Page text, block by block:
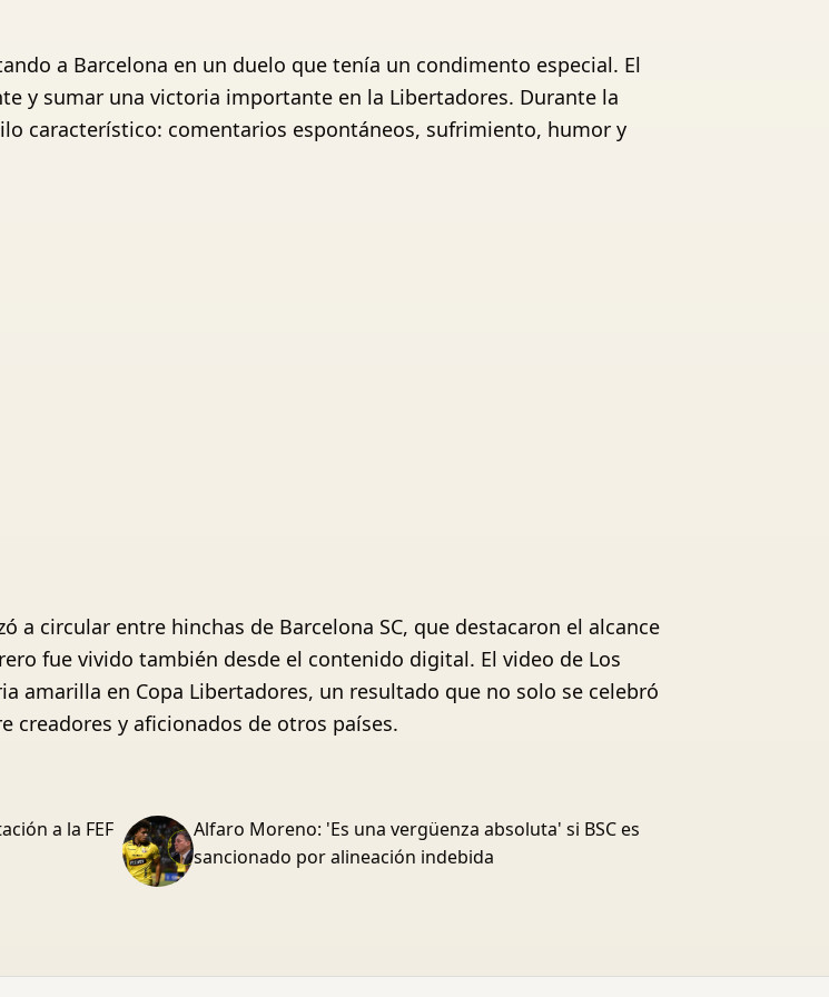
a Barcelona en un duelo que tenía un condimento especial. El
y sumar una victoria importante en la Libertadores. Durante la
característico: comentarios espontáneos, sufrimiento, humor y
a circular entre hinchas de Barcelona SC, que destacaron el alcance
fue vivido también desde el contenido digital. El video de Los
amarilla en Copa Libertadores, un resultado que no solo se celebró
creadores y aficionados de otros países.
a la FEF
Alfaro Moreno: 'Es una vergüenza absoluta' si BSC es
sancionado por alineación indebida